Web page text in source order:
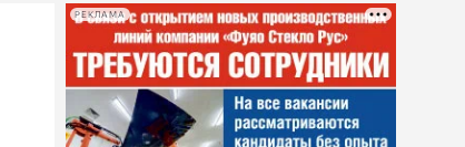
РЕКЛАМА